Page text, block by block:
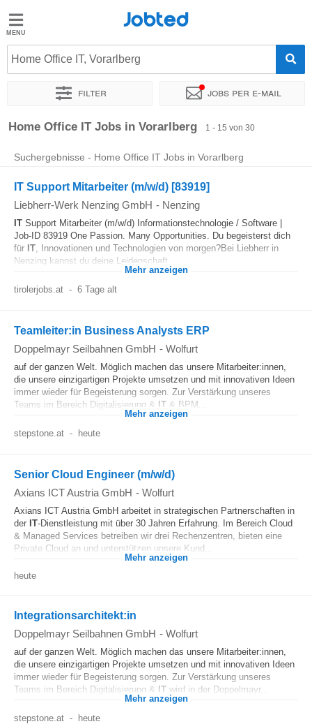
Jobted
Jobs
Jobted
Home Office IT, Vorarlberg
Filter Jobs per e-mail
Sortieren nach Unternehmen Zeitintensität Gehalt
Home Office IT Jobs in Vorarlberg 1 - 15 von 30
Suchergebnisse - Home Office IT Jobs in Vorarlberg
IT Support Mitarbeiter (m/w/d) [83919]
Liebherr-Werk Nenzing GmbH - Nenzing
IT Support Mitarbeiter (m/w/d) Informationstechnologie / Software |
Job-ID 83919 One Passion. Many Opportunities. Du begeisterst dich
für IT, Innovationen und Technologien von morgen?Bei Liebherr in
Nenzing kannst du deine Leidenschaft...
Mehr anzeigen
tirolerjobs.at - 6 Tage alt
Teamleiter:in Business Analysts ERP
Doppelmayr Seilbahnen GmbH - Wolfurt
auf der ganzen Welt. Möglich machen das unsere Mitarbeiter:innen,
die unsere einzigartigen Projekte umsetzen und mit innovativen Ideen
immer wieder für Begeisterung sorgen. Zur Verstärkung unseres
Teams im Bereich Digitalisierung & IT & BPM...
Mehr anzeigen
stepstone.at - heute
Senior Cloud Engineer (m/w/d)
Axians ICT Austria GmbH - Wolfurt
Axians ICT Austria GmbH arbeitet in strategischen Partnerschaften in
der IT-Dienstleistung mit über 30 Jahren Erfahrung. Im Bereich Cloud
& Managed Services betreiben wir drei Rechenzentren, bieten eine
Private Cloud an und unterstützen unsere Kund...
Mehr anzeigen
heute
Integrationsarchitekt:in
Doppelmayr Seilbahnen GmbH - Wolfurt
auf der ganzen Welt. Möglich machen das unsere Mitarbeiter:innen,
die unsere einzigartigen Projekte umsetzen und mit innovativen Ideen
immer wieder für Begeisterung sorgen. Zur Verstärkung unseres
Teams im Bereich Digitalisierung & IT wird in der Doppelmayr...
Mehr anzeigen
stepstone.at - heute